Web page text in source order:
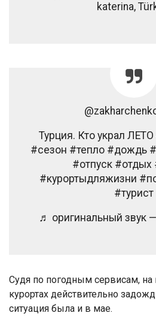
katerina,
Турция. Кто украл
#сезон #тепло #дождь
#отпуск #отдых
#курортыдляжизни
#турист
♬ оригинальный звук
Судя по погодным сервисам, на
курортах действительно
ситуация была и в мае.